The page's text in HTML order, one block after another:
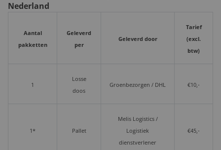
Nederland
Aantal
pakketten
Geleverd
per
Geleverd door
Tarief
(excl.
btw)
1
Losse
doos
Groenbezorgen / DHL €10,-
1* Pallet
Melis Logistics /
Logistiek
dienstverlener
€45,-